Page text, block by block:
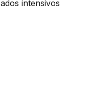
intensivos